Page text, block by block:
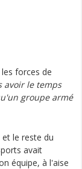
forces de
avoir le temps
groupe armé
le reste du
avait
équipe, à l'aise